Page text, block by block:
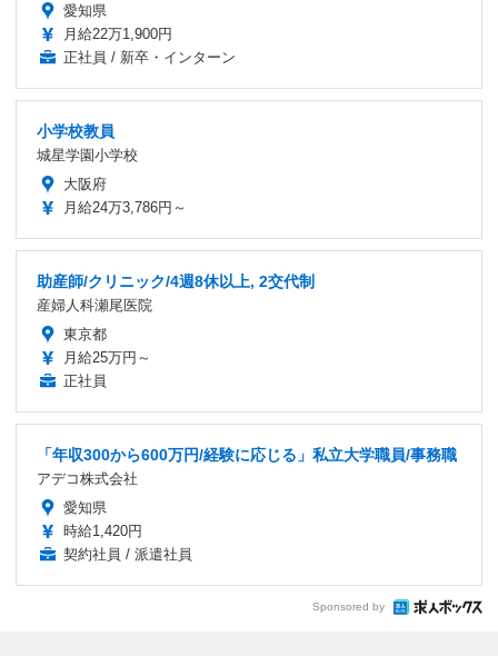
愛知県
月給22万1,900円
正社員 / 新卒・インターン
小学校教員
城星学園小学校
大阪府
月給24万3,786円～
助産師/クリニック/4週8休以上, 2交代制
産婦人科瀬尾医院
東京都
月給25万円～
正社員
「年収300から600万円/経験に応じる」私立大学職員/事務職
アデコ株式会社
愛知県
時給1,420円
契約社員 / 派遣社員
Sponsored by